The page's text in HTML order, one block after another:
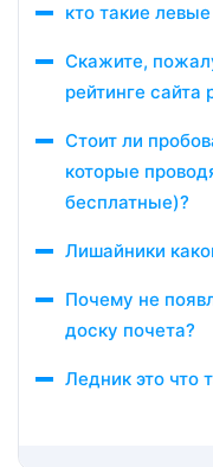
кто такие
Скажите,
рейтинге сайта
Стоит ли
которые
бесплатные)?
Лишайники
Почему не
доску почета?
Ледник это что